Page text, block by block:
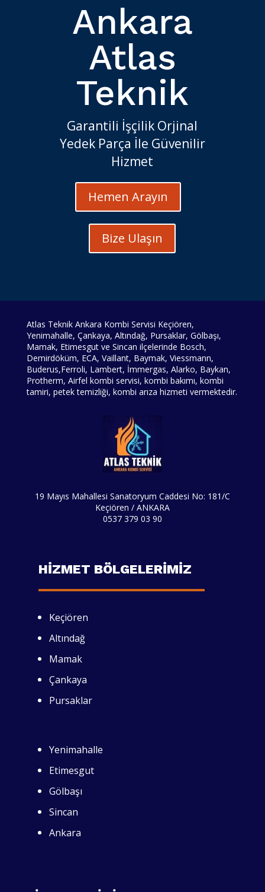
Ankara
Atlas
Teknik
Garantili İşçilik Orjinal
Yedek Parça İle Güvenilir
Hizmet
Hemen Arayın
Bize Ulaşın
Atlas Teknik Ankara Kombi Servisi Keçiören,
Yenimahalle, Çankaya, Altındağ, Pursaklar, Gölbaşı,
Mamak, Etimesgut ve Sincan ilçelerinde Bosch,
Demirdöküm, ECA, Vaillant, Baymak, Viessmann,
Buderus,Ferroli, Lambert, İmmergas, Alarko, Baykan,
Protherm, Airfel kombi servisi, kombi bakımı, kombi
tamiri, petek temizliği, kombi arıza hizmeti vermektedir.
19 Mayıs Mahallesi Sanatoryum Caddesi No: 181/C
Keçiören / ANKARA
0537 379 03 90
HİZMET BÖLGELERİMİZ
Keçiören
Altındağ
Mamak
Çankaya
Pursaklar
Yenimahalle
Etimesgut
Gölbaşı
Sincan
Ankara